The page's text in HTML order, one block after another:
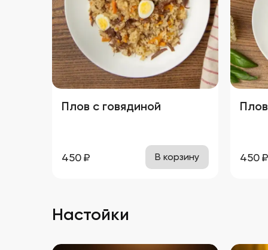
соусами и гарнирами,
добавляя пикантности любому
столу.
Плов с говядиной
450₽ В корзину 450 ₽
Настойки